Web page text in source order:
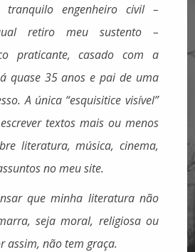
engenheiro civil –
retiro meu sustento –
praticante, casado com a
quase 35 anos e pai de uma
A única “esquisitice visível”
textos mais ou menos
literatura, música, cinema,
no meu site.
que minha literatura não
seja moral, religiosa ou
assim, não tem graça.